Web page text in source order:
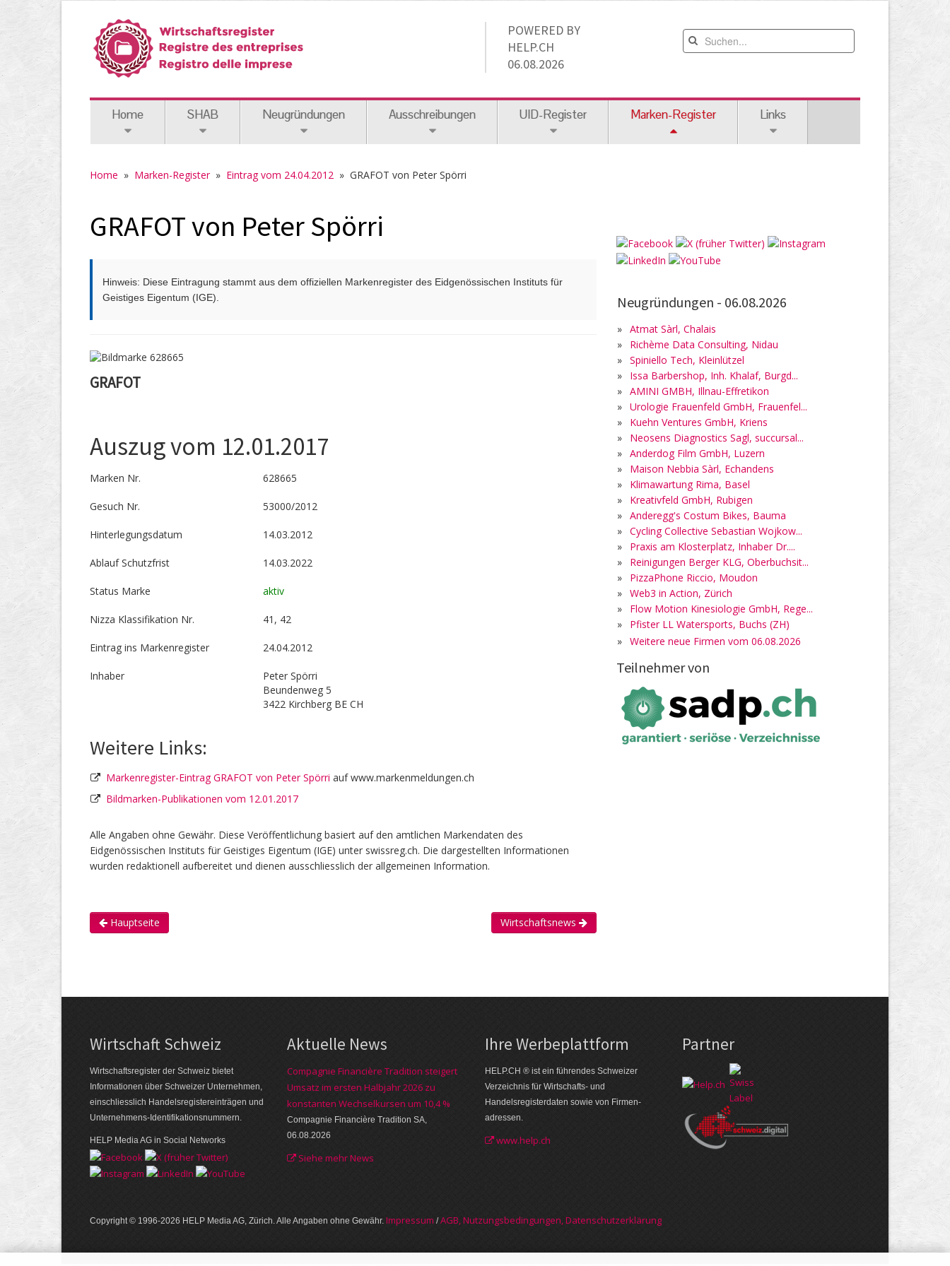
POWERED BY
HELP.CH
06.08.2026
Home SHAB Neugründungen Ausschreibungen UID-Register Marken-Register Links
Home » Marken-Register» Eintrag vom 24.04.2012 » GRAFOT von Peter Spörri
GRAFOT von Peter Spörri
Hinweis: Diese Eintragung stammt aus dem offiziellen Markenregister des Eidgenössischen Instituts für
Geistiges Eigentum (IGE).
GRAFOT
Auszug vom 12.01.2017
Marken Nr. 628665
Gesuch Nr. 53000/2012
Hinterlegungs­datum 14.03.2012
Ablauf Schutzfrist 14.03.2022
Status Marke aktiv
Nizza Klassifikation Nr. 41, 42
Eintrag ins Markenregister 24.04.2012
Inhaber
Peter Spörri
Beundenweg 5
3422 Kirchberg BE CH
Weitere Links:
Markenregister-Eintrag GRAFOT von Peter Spörri auf www.markenmeldungen.ch
Bildmarken-Publikationen vom 12.01.2017
Alle Angaben ohne Gewähr. Diese Veröffentlichung basiert auf den amtlichen Markendaten des
Eidgenössischen Instituts für Geistiges Eigentum (IGE) unter swissreg.ch. Die dargestellten Informationen
wurden redaktionell aufbereitet und dienen ausschliesslich der allgemeinen Information.
Hauptseite Wirtschaftsnews
Neugründungen - 06.08.2026
» Atmat Sàrl, Chalais
»
Richème Data Consulting, Nidau
» Spiniello Tech, Kleinlützel
»
Issa Barbershop, Inh. Khalaf, Burgd...
» AMINI GMBH, Illnau-Effretikon
» Urologie Frauenfeld GmbH, Frauenfel...
»
Kuehn Ventures GmbH, Kriens
»
Neosens Diagnostics Sagl, succursal...
» Anderdog Film GmbH, Luzern
»
Maison Nebbia Sàrl, Echandens
»
Klimawartung Rima, Basel
»
Kreativfeld GmbH, Rubigen
» Anderegg's Costum Bikes, Bauma
» Cycling Collective Sebastian Wojkow...
»
Praxis am Klosterplatz, Inhaber Dr....
»
Reinigungen Berger KLG, Oberbuchsit...
»
PizzaPhone Riccio, Moudon
» Web3 in Action, Zürich
»
Flow Motion Kinesiologie GmbH, Rege...
»
Pfister LL Watersports, Buchs (ZH)
» Weitere neue Firmen vom 06.08.2026
Teilnehmer von
Wirtschaft Schweiz
Wirtschaftsregister der Schweiz bietet
Informationen über Schweizer Unternehmen,
einschliesslich Handelsregistereinträgen und
Unternehmens-Identifikationsnummern.
HELP Media AG in Social Networks
Aktuelle News
Compagnie Financière Tradition steigert
Umsatz im ersten Halbjahr 2026 zu
konstanten Wechselkursen um 10,4 %
Compagnie Financière Tradition SA,
06.08.2026
Siehe mehr News
Ihre Werbe­plattform
HELP.CH ® ist ein führendes Schweizer
Verzeichnis für Wirtschafts- und
Handelsregisterdaten sowie von Firmen­
adressen.
www.help.ch
Partner
Copyright © 1996-2026 HELP Media AG, Zürich. Alle Angaben ohne Gewähr. Im­pres­sum /AGB, Nut­zungs­bedin­gungen, Daten­schutz­er­klärung